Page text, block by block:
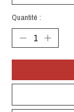
Quantité :